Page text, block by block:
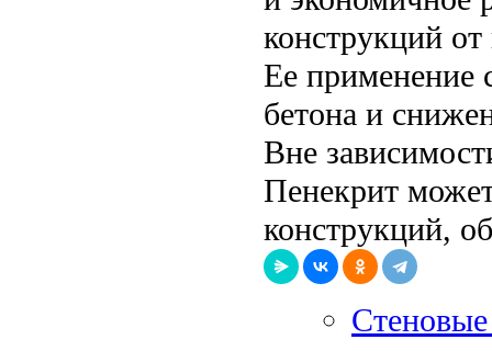
конструкций
Ее применение
бетона и
Вне
Пенекрит
конструкций,